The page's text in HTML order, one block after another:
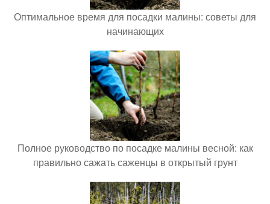
Оптимальное время для посадки малины: советы для
начинающих
Полное руководство по посадке малины весной: как
правильно сажать саженцы в открытый грунт